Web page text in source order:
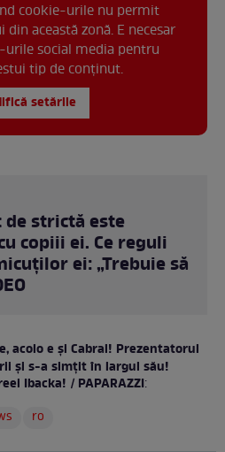
cookie-urile nu permit
această zonă. E necesar
urile social media pentru
tip de conținut.
setările
de strictă este
copiii ei. Ce reguli
ei: „Trebuie să
acolo e și Cabral! Prezentatorul
și s-a simțit în largul său!
Ibacka! / PAPARAZZI:
ro